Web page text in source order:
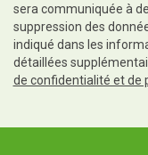
sera communiquée à
suppression des
indiqué dans les
détaillées
de confidentialité et de